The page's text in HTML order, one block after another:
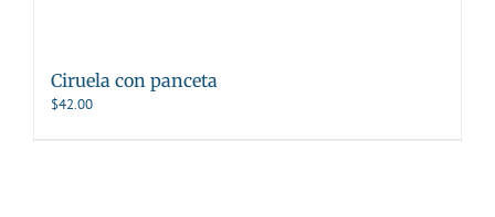
Ciruela con panceta
$42.00